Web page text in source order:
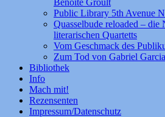
Public Library 5th Avenue
Quasselbude reloaded – die
literarischen Quartetts
Vom Geschmack des
Zum Tod von Gabriel
Bibliothek
Info
Mach mit!
Rezensenten
Impressum/Datenschutz